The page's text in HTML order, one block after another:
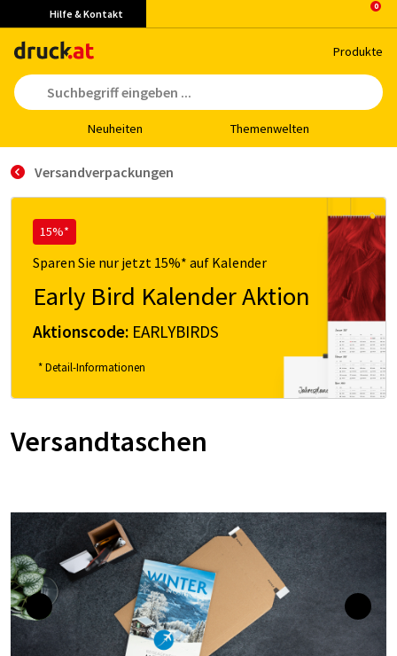
Hilfe & Kontakt
Pro­duk­te
Neu­hei­ten The­men­wel­ten
Versandverpackungen
15%*
Sparen Sie nur jetzt 15%* auf Kalender
Early Bird Kalender Aktion
Aktionscode: EARLYBIRDS
* Detail-Informationen
Versandtaschen